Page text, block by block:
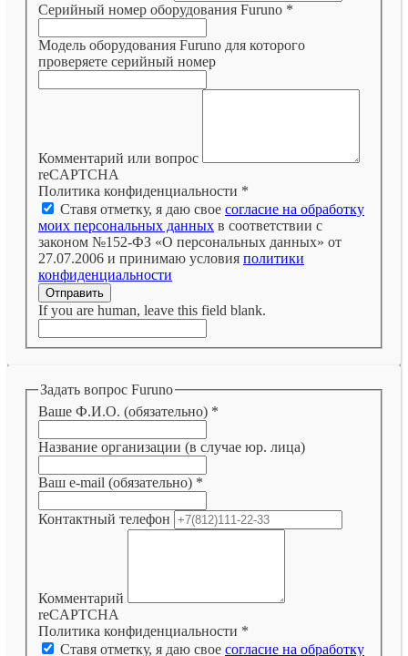
Серийный номер оборудования Furuno *
Модель оборудования Furuno для которого
проверяете серийный номер
Комментарий или вопрос
reCAPTCHA
Политика конфиденциальности *
Ставя отметку, я даю свое согласие на обработку
моих персональных данных в соответствии с
законом №152-ФЗ «О персональных данных» от
27.07.2006 и принимаю условия политики
конфиденциальности
Отправить
If you are human, leave this field blank.
Задать вопрос Furuno
Ваше Ф.И.О. (обязательно) *
Название организации (в случае юр. лица)
Ваш e-mail (обязательно) *
Контактный телефон
Комментарий
reCAPTCHA
Политика конфиденциальности *
Ставя отметку, я даю свое согласие на обработку